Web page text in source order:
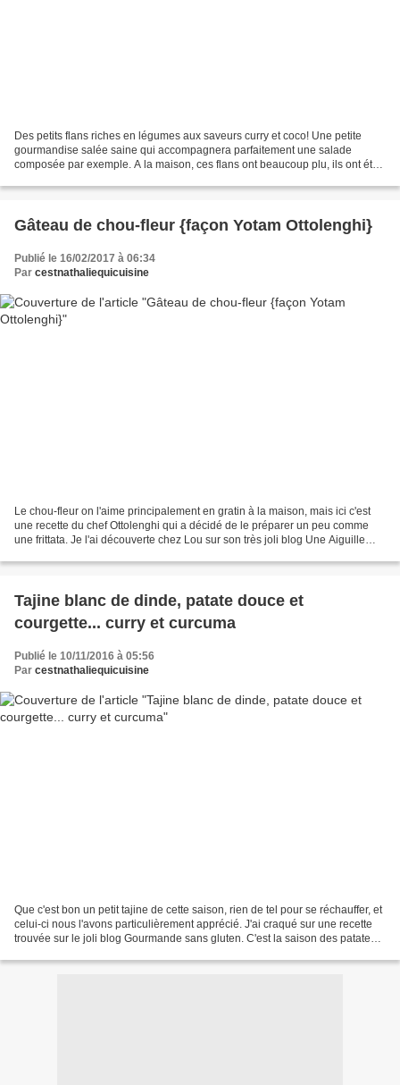
Des petits flans riches en légumes aux saveurs curry et coco! Une petite
gourmandise salée saine qui accompagnera parfaitement une salade
composée par exemple. A la maison, ces flans ont beaucoup plu, ils ont été
Gâteau de chou-fleur {façon Yotam Ottolenghi}
Publié le 16/02/2017 à 06:34
Par cestnathaliequicuisine
Le chou-fleur on l'aime principalement en gratin à la maison, mais ici c'est
une recette du chef Ottolenghi qui a décidé de le préparer un peu comme
une frittata. Je l'ai découverte chez Lou sur son très joli blog Une Aiguille
Tajine blanc de dinde, patate douce et
courgette... curry et curcuma
Publié le 10/11/2016 à 05:56
Par cestnathaliequicuisine
Que c'est bon un petit tajine de cette saison, rien de tel pour se réchauffer, et
celui-ci nous l'avons particulièrement apprécié. J'ai craqué sur une recette
trouvée sur le joli blog Gourmande sans gluten. C'est la saison des patates